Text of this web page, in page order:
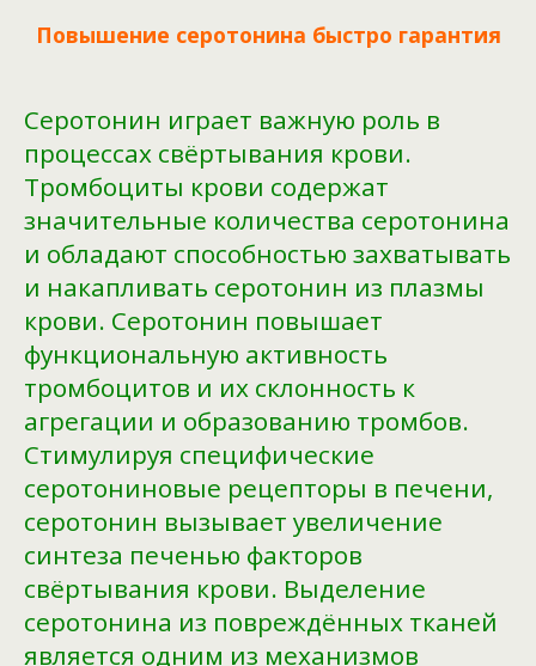
Повышение серотонина быстро гарантия
Серотонин играет важную роль в
процессах свёртывания крови.
Тромбоциты крови содержат
значительные количества серотонина
и обладают способностью захватывать
и накапливать серотонин из плазмы
крови. Серотонин повышает
функциональную активность
тромбоцитов и их склонность к
агрегации и образованию тромбов.
Стимулируя специфические
серотониновые рецепторы в печени,
серотонин вызывает увеличение
синтеза печенью факторов
свёртывания крови. Выделение
серотонина из повреждённых тканей
является одним из механизмов